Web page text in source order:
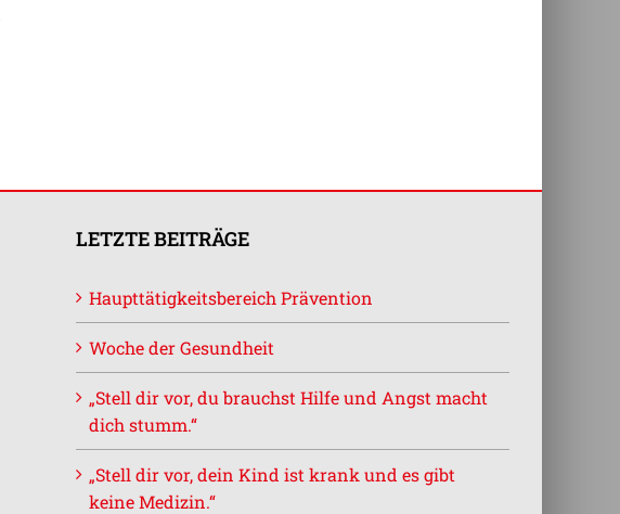
LETZTE BEITRÄGE
Haupttätigkeitsbereich Prävention
Woche der Gesundheit
„Stell dir vor, du brauchst Hilfe und Angst macht
dich stumm.“
„Stell dir vor, dein Kind ist krank und es gibt
keine Medizin.“